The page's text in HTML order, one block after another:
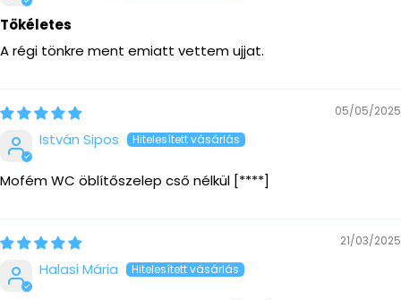
Tökéletes
A régi tönkre ment emiatt vettem ujjat.
05/05/2025
István Sipos
Mofém WC öblítőszelep cső nélkül [****]
21/03/2025
Halasi Mária